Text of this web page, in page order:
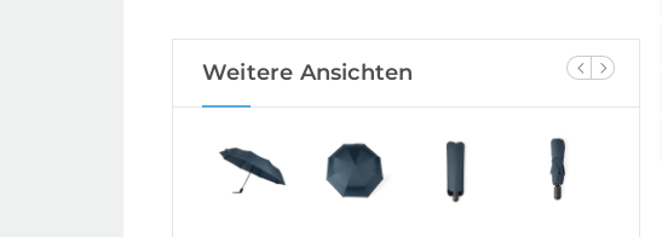
Weitere Ansichten